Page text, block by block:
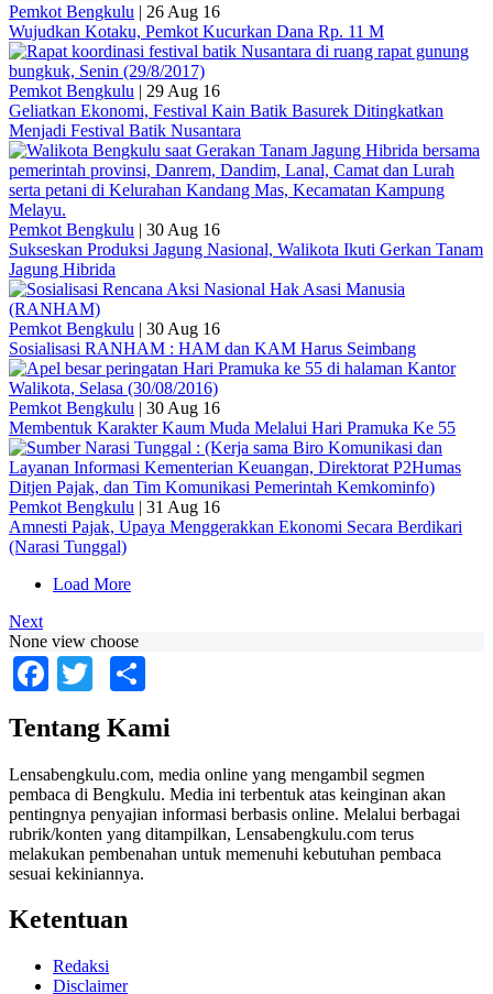
Pemkot Bengkulu | 26 Aug 16
Wujudkan Kotaku, Pemkot Kucurkan Dana Rp. 11 M
Pemkot Bengkulu | 29 Aug 16
Geliatkan Ekonomi, Festival Kain Batik Basurek Ditingkatkan
Menjadi Festival Batik Nusantara
Pemkot Bengkulu | 30 Aug 16
Sukseskan Produksi Jagung Nasional, Walikota Ikuti Gerkan Tanam
Jagung Hibrida
Pemkot Bengkulu | 30 Aug 16
Sosialisasi RANHAM : HAM dan KAM Harus Seimbang
Pemkot Bengkulu | 30 Aug 16
Membentuk Karakter Kaum Muda Melalui Hari Pramuka Ke 55
Pemkot Bengkulu | 31 Aug 16
Amnesti Pajak, Upaya Menggerakkan Ekonomi Secara Berdikari
(Narasi Tunggal)
Load More
Next
None view choose
Facebook
Twitter
Tentang Kami
Lensabengkulu.com, media online yang mengambil segmen
pembaca di Bengkulu. Media ini terbentuk atas keinginan akan
pentingnya penyajian informasi berbasis online. Melalui berbagai
rubrik/konten yang ditampilkan, Lensabengkulu.com terus
melakukan pembenahan untuk memenuhi kebutuhan pembaca
sesuai kekiniannya.
Ketentuan
Redaksi
Disclaimer